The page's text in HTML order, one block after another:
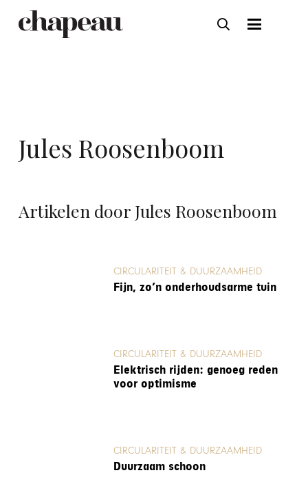
Jules Roosenboom
Artikelen door Jules Roosenboom
CIRCULARITEIT & DUURZAAMHEID
Fijn, zo’n onderhoudsarme tuin
CIRCULARITEIT & DUURZAAMHEID
Elektrisch rijden: genoeg reden
voor optimisme
CIRCULARITEIT & DUURZAAMHEID
Duurzaam schoon